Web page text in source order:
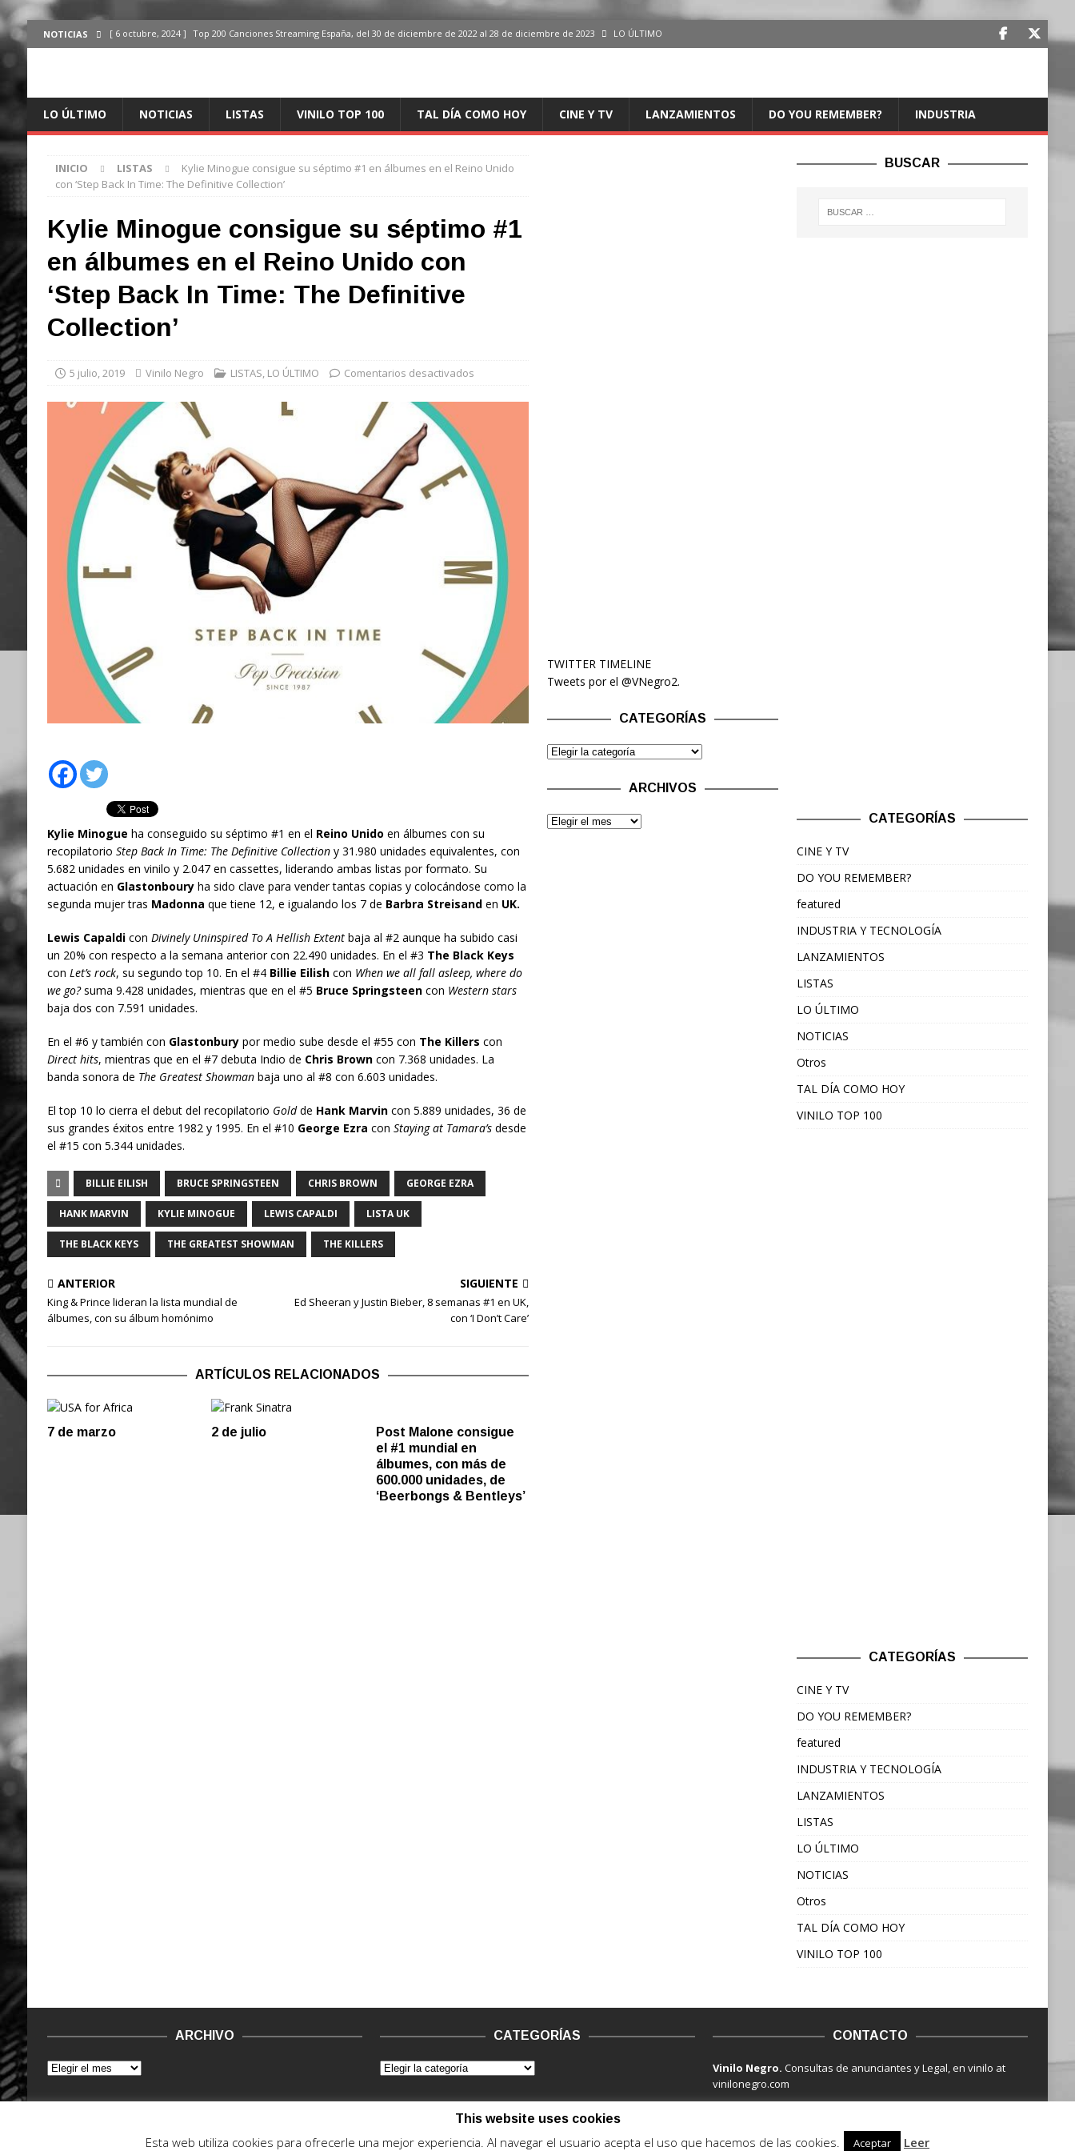
NOTICIAS [ 6 octubre, 2024 ] Top 200 Canciones Streaming España, del 30 de diciembre de 2022 al 28 de diciembre de 2023 LO ÚLTIMO
ÚLTIMO
ÚLTIMO
LO ÚLTIMO NOTICIAS LISTAS VINILO TOP 100 TAL DÍA COMO HOY CINE Y TV LANZAMIENTOS DO YOU REMEMBER? INDUSTRIA
INICIO LISTAS
Kylie Minogue consigue su séptimo #1 en álbumes en el Reino Unido
con ‘Step Back In Time: The Definitive Collection’
Kylie Minogue consigue su séptimo #1
en álbumes en el Reino Unido con
‘Step Back In Time: The Definitive
Collection’
5 julio, 2019 Vinilo Negro LISTAS, LO ÚLTIMO Comentarios desactivados
Kylie Minogue ha conseguido su séptimo #1 en el Reino Unido en álbumes con su
recopilatorio Step Back In Time: The Definitive Collectiony 31.980 unidades equivalentes, con
5.682 unidades en vinilo y 2.047 en cassettes, liderando ambas listas por formato. Su
actuación en Glastonbouryha sido clave para vender tantas copias y colocándose como la
segunda mujer tras Madonna que tiene 12, e igualando los 7 de Barbra Streisanden UK.
Lewis Capaldicon Divinely Uninspired To A Hellish Extentbaja al #2 aunque ha subido casi
un 20% con respecto a la semana anterior con 22.490 unidades. En el #3 The Black Keys
con Let’s rock, su segundo top 10. En el #4 Billie Eilishcon When we all fall asleep, where do
we go?suma 9.428 unidades, mientras que en el #5 Bruce Springsteencon Western stars
baja dos con 7.591 unidades.
En el #6 y también con Glastonburypor medio sube desde el #55 con The Killers con
Direct hits, mientras que en el #7 debuta Indio de Chris Browncon 7.368 unidades. La
banda sonora de The Greatest Showmanbaja uno al #8 con 6.603 unidades.
El top 10 lo cierra el debut del recopilatorio Goldde Hank Marvincon 5.889 unidades, 36 de
sus grandes éxitos entre 1982 y 1995. En el #10 George Ezra con Staying at Tamara’sdesde
el #15 con 5.344 unidades.
BILLIE EILISH BRUCE SPRINGSTEEN CHRIS BROWN GEORGE EZRA
HANK MARVIN KYLIE MINOGUE LEWIS CAPALDI LISTA UK
THE BLACK KEYS THE GREATEST SHOWMAN THE KILLERS
ANTERIOR
King & Prince lideran la lista mundial de
álbumes, con su álbum homónimo
SIGUIENTE
Ed Sheeran y Justin Bieber, 8 semanas #1 en UK,
con ‘I Don’t Care’
ARTÍCULOS RELACIONADOS
7 de marzo 2 de julio
Post Malone consigue
el #1 mundial en
álbumes, con más de
600.000 unidades, de
‘Beerbongs & Bentleys’
TWITTER TIMELINE
Tweets por el @VNegro2.
CATEGORÍAS
ARCHIVOS
BUSCAR
CATEGORÍAS
CINE Y TV
DO YOU REMEMBER?
featured
INDUSTRIA Y TECNOLOGÍA
LANZAMIENTOS
LISTAS
LO ÚLTIMO
NOTICIAS
Otros
TAL DÍA COMO HOY
VINILO TOP 100
CATEGORÍAS
CINE Y TV
DO YOU REMEMBER?
featured
INDUSTRIA Y TECNOLOGÍA
LANZAMIENTOS
LISTAS
LO ÚLTIMO
NOTICIAS
Otros
TAL DÍA COMO HOY
VINILO TOP 100
ARCHIVO CATEGORÍAS CONTACTO
Vinilo Negro.Consultas de anunciantes y Legal, en vinilo at
vinilonegro.com
This website uses cookies
Esta web utiliza cookies para ofrecerle una mejor experiencia. Al navegar el usuario acepta el uso que hacemos de las cookies. Aceptar Leer